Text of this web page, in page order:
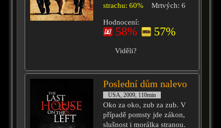
strachu: 60%
Mrtvých: 6
Hodnocení:
58% 57%
Viděli?
Poslední dům nalevo
USA, 2009, 110min
Oko za oko, zub za zub. V
případě pomsty jde zákon,
slušnost i morálka stranou.